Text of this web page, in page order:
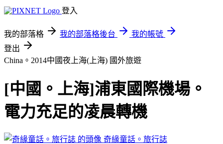
登入
我的部落格 我的部落格後台
我的帳號
登出
China。2014中國夜上海(上海) 國外旅遊
[中國。上海]浦東國際機場。
電力充足的凌晨轉機
奇緣童話。旅行誌